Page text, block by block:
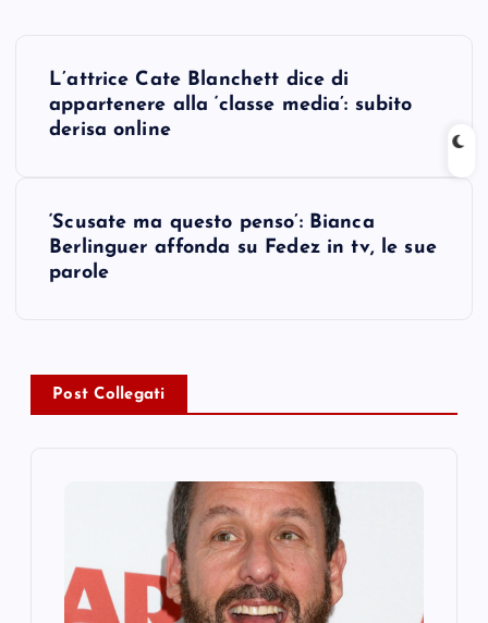
v
L’attrice Cate Blanchett dice di
appartenere alla ‘classe media’: subito
derisa online
‘Scusate ma questo penso’: Bianca
Berlinguer affonda su Fedez in tv, le sue
parole
Post Collegati